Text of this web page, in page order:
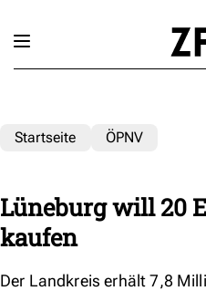
Startseite ÖPNV
Lüneburg will 20
kaufen
Der Landkreis erhält 7,8